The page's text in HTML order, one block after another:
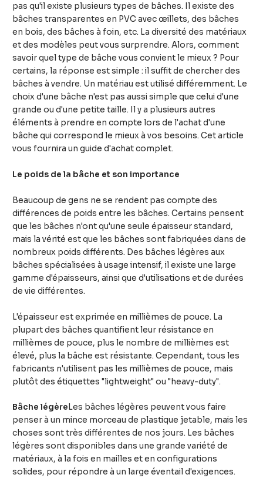
pas qu'il existe plusieurs types de bâches. Il existe des
bâches transparentes en PVC avec œillets, des bâches
en bois, des bâches à foin, etc. La diversité des matériaux
et des modèles peut vous surprendre. Alors, comment
savoir quel type de bâche vous convient le mieux ? Pour
certains, la réponse est simple : il suffit de chercher des
bâches à vendre. Un matériau est utilisé différemment. Le
choix d'une bâche n'est pas aussi simple que celui d'une
grande ou d'une petite taille. Il y a plusieurs autres
éléments à prendre en compte lors de l'achat d'une
bâche qui correspond le mieux à vos besoins. Cet article
vous fournira un guide d'achat complet.
Le poids de la bâche et son importance
Beaucoup de gens ne se rendent pas compte des
différences de poids entre les bâches. Certains pensent
que les bâches n'ont qu'une seule épaisseur standard,
mais la vérité est que les bâches sont fabriquées dans de
nombreux poids différents. Des bâches légères aux
bâches spécialisées à usage intensif, il existe une large
gamme d'épaisseurs, ainsi que d'utilisations et de durées
de vie différentes.
L'épaisseur est exprimée en millièmes de pouce. La
plupart des bâches quantifient leur résistance en
millièmes de pouce, plus le nombre de millièmes est
élevé, plus la bâche est résistante. Cependant, tous les
fabricants n'utilisent pas les millièmes de pouce, mais
plutôt des étiquettes "lightweight" ou "heavy-duty".
Bâche légèreLes bâches légères peuvent vous faire
penser à un mince morceau de plastique jetable, mais les
choses sont très différentes de nos jours. Les bâches
légères sont disponibles dans une grande variété de
matériaux, à la fois en mailles et en configurations
solides, pour répondre à un large éventail d'exigences.